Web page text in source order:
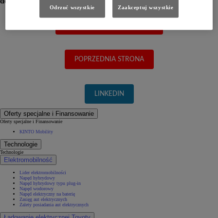
POPRZEDNIA STRONA
LINKEDIN
Oferty specjalne i Finansowanie
Oferty specjalne i Finansowanie
KINTO Mobility
Technologie
Technologie
Elektromobilność
Lider elektromobilności
Napęd hybrydowy
Napęd hybrydowy typu plug-in
Napęd wodorowy
Napęd elektryczny na baterię
Zasięg aut elektrycznych
Zalety posiadania aut elektrycznych
Odrzuć wszystkie Zaakceptuj wszystkie